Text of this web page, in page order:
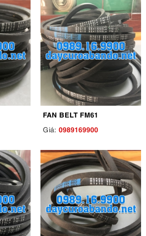
FAN BELT FM61
Giá: 0989169900